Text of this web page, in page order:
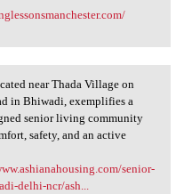
near
near Thada Village on
in Bhiwadi, exemplifies a
senior living community
safety, and an active
senior-
delhi-ncr/ash...